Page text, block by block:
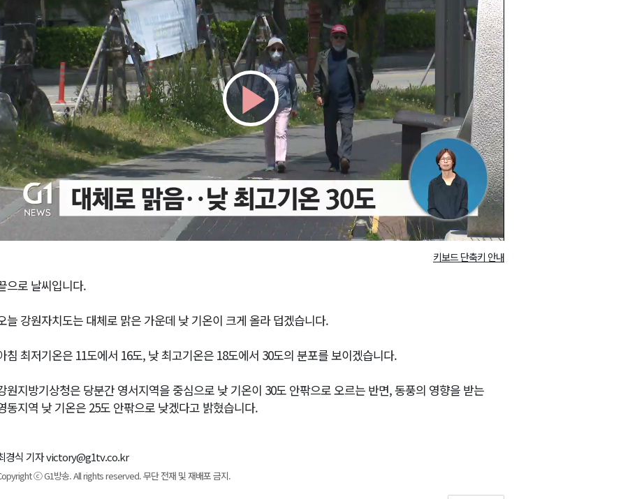
Play
Video
키보드 단축키 안내
으로 날씨입니다.
늘 강원자치도는 대체로 맑은 가운데 낮 기온이 크게 올라 덥겠습니다.
침 최저기온은 11도에서 16도, 낮 최고기온은 18도에서 30도의 분포를 보이겠습니다.
원지방기상청은 당분간 영서지역을 중심으로 낮 기온이 30도 안팎으로 오르는 반면, 동풍의 영향을 받는
동지역 낮 기온은 25도 안팎으로 낮겠다고 밝혔습니다.
경식 기자 victory@g1tv.co.kr
ⓒ G1방송. All rights reserved. 무단 전재 및 재배포 금지.